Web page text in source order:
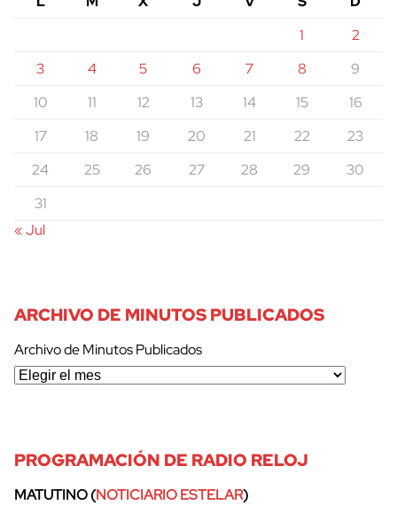
1
2
3
4 5 6 7 8
9
10
11 12 13 14 15
16
17
18 19 20 21 22
23
24
25 26 27 28 29
30
31
« Jul
ARCHIVO DE MINUTOS PUBLICADOS
Archivo de Minutos Publicados
PROGRAMACIÓN DE RADIO RELOJ
MATUTINO (NOTICIARIO ESTELAR)